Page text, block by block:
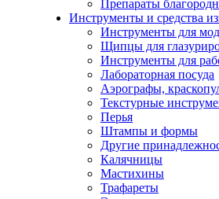
Препараты
Инструменты и средства
Инструменты для
Щипцы для
Инструменты для
Лабораторная посуда
Аэрографы,
Текстурные
Перья
Штампы и формы
Другие
Калячницы
Мастихины
Трафареты